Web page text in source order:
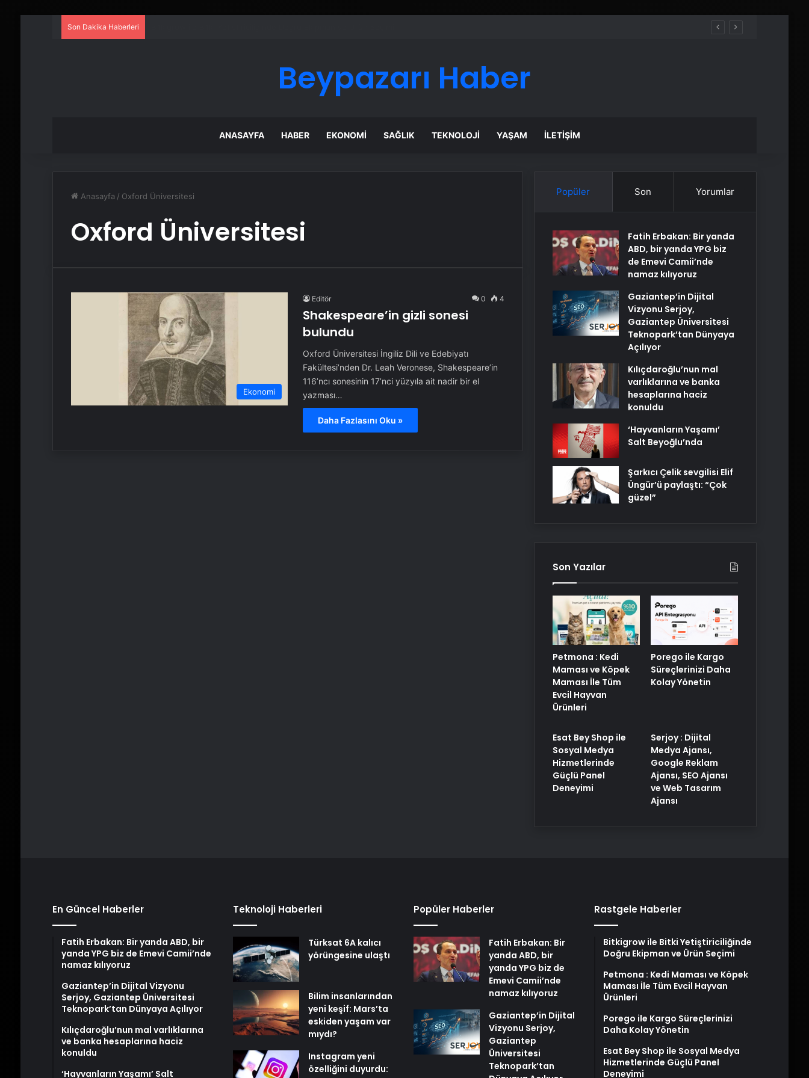
Son Dakika Haberleri
Beypazarı Haber
ANASAYFA HABER EKONOMI SAĞLIK TEKNOLOJI YAŞAM İLETIŞIM
Anasayfa / Oxford Üniversitesi
Oxford Üniversitesi
Ekonomi
Editör 0 4
Shakespeare’in gizli sonesi
bulundu
Oxford Üniversitesi İngiliz Dili ve Edebiyatı
Fakültesi’nden Dr. Leah Veronese, Shakespeare’in
116’ncı sonesinin 17’nci yüzyıla ait nadir bir el
yazması…
Daha Fazlasını Oku »
Popüler Son Yorumlar
Fatih Erbakan: Bir yanda
ABD, bir yanda YPG biz
de Emevi Camii’nde
namaz kılıyoruz
Gaziantep’in Dijital
Vizyonu Serjoy,
Gaziantep Üniversitesi
Teknopark’tan Dünyaya
Açılıyor
Kılıçdaroğlu’nun mal
varlıklarına ve banka
hesaplarına haciz
konuldu
‘Hayvanların Yaşamı’
Salt Beyoğlu’nda
Şarkıcı Çelik sevgilisi Elif
Üngür’ü paylaştı: “Çok
güzel”
Son Yazılar
Petmona : Kedi
Maması ve Köpek
Maması İle Tüm
Evcil Hayvan
Ürünleri
Porego ile Kargo
Süreçlerinizi Daha
Kolay Yönetin
Esat Bey Shop ile
Sosyal Medya
Hizmetlerinde
Güçlü Panel
Deneyimi
Serjoy : Dijital
Medya Ajansı,
Google Reklam
Ajansı, SEO Ajansı
ve Web Tasarım
Ajansı
En Güncel Haberler
Fatih Erbakan: Bir yanda ABD, bir
yanda YPG biz de Emevi Camii’nde
namaz kılıyoruz
Gaziantep’in Dijital Vizyonu
Serjoy, Gaziantep Üniversitesi
Teknopark’tan Dünyaya Açılıyor
Kılıçdaroğlu’nun mal varlıklarına
ve banka hesaplarına haciz
konuldu
‘Hayvanların Yaşamı’ Salt
Teknoloji Haberleri
Türksat 6A kalıcı
yörüngesine ulaştı
Bilim insanlarından
yeni keşif: Mars’ta
eskiden yaşam var
mıydı?
Instagram yeni
özelliğini duyurdu:
Popüler Haberler
Fatih Erbakan: Bir
yanda ABD, bir
yanda YPG biz de
Emevi Camii’nde
namaz kılıyoruz
Gaziantep’in Dijital
Vizyonu Serjoy,
Gaziantep
Üniversitesi
Teknopark’tan
Rastgele Haberler
Bitkigrow ile Bitki Yetiştiriciliğinde
Doğru Ekipman ve Ürün Seçimi
Petmona : Kedi Maması ve Köpek
Maması İle Tüm Evcil Hayvan
Ürünleri
Porego ile Kargo Süreçlerinizi
Daha Kolay Yönetin
Esat Bey Shop ile Sosyal Medya
Hizmetlerinde Güçlü Panel
Deneyimi